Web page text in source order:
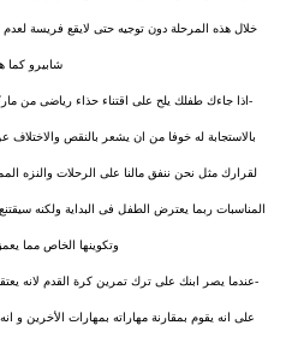
خلال هذه المرحلة دون توجيه حتى لايقع فريسة لعدم
شابيرو كما
-اذا جاءك طفلك يلح على اقتناء حذاء رياضى من
بالاستجابة له خوفا من ان يشعر بالنقص
لقرارك مثل نحن ننفق مالنا على الرحلات والنزه
المناسبات ربما يعترض الطفل فى البداية ولكنه
وتكوينها الخاص مما
-عندما يصر ابنك على ترك تمرين كرة القدم لانه
على انه يقوم بمقارنة مهاراته بمهارات الأخرين و